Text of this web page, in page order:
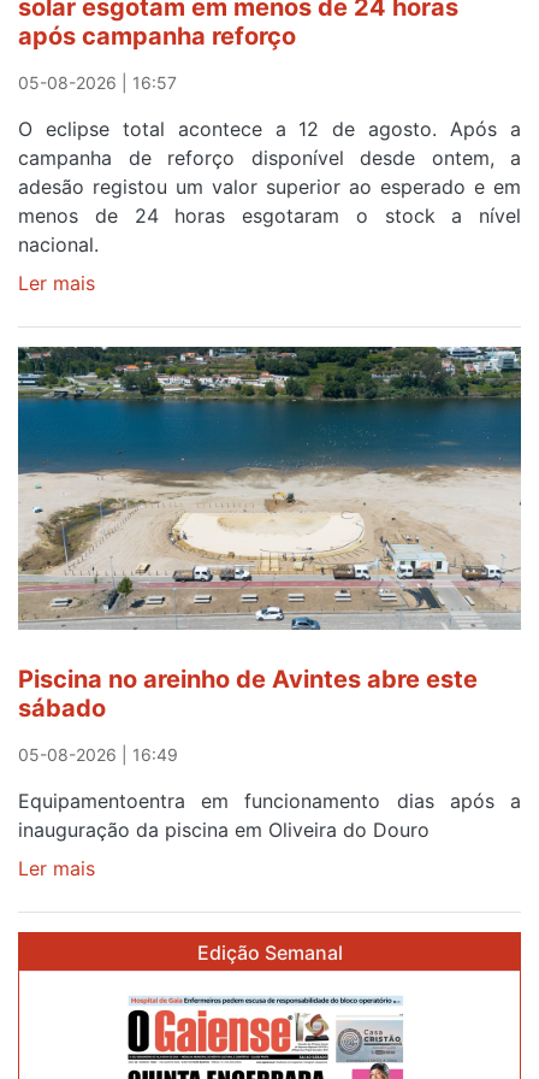
meta
em
Sintra
primeira
etapa
da
87ª
Volta
solar esgotam em menos de 24 horas
após campanha reforço
05-08-2026 | 16:57
O eclipse total acontece a 12 de agosto. Após a
campanha de reforço disponível desde ontem, a
adesão registou um valor superior ao esperado e em
menos de 24 horas esgotaram o stock a nível
nacional.
Ler mais
para
observar
eclipse
solar
esgotam
em
menos
de
24
após
campanha
reforço
Piscina no areinho de Avintes abre este
sábado
05-08-2026 | 16:49
Equipamentoentra em funcionamento dias após a
inauguração da piscina em Oliveira do Douro
Ler mais
Avintes
abre
este
Edição Semanal